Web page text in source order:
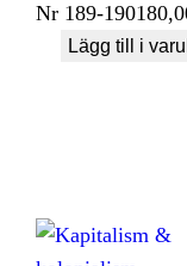
Nr 189-190
Lägg till i